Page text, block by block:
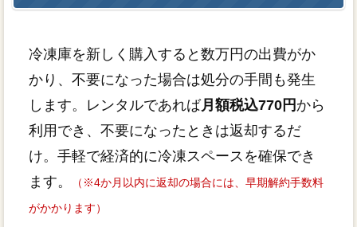
冷凍庫を新しく購入すると数万円の出費がか
かり、不要になった場合は処分の手間も発生
します。レンタルであれば月額税込770円から
利用でき、不要になったときは返却するだ
け。手軽で経済的に冷凍スペースを確保でき
ます。
（※4か月以内に返却の場合には、早期解約手数料
がかかります）